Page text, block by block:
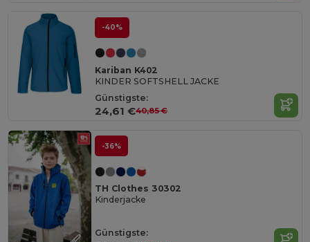
-40%
Kariban K402
KINDER SOFTSHELL JACKE
Günstigste:
24,61 €40,85 €
-36%
TH Clothes 30302
Kinderjacke
Günstigste: